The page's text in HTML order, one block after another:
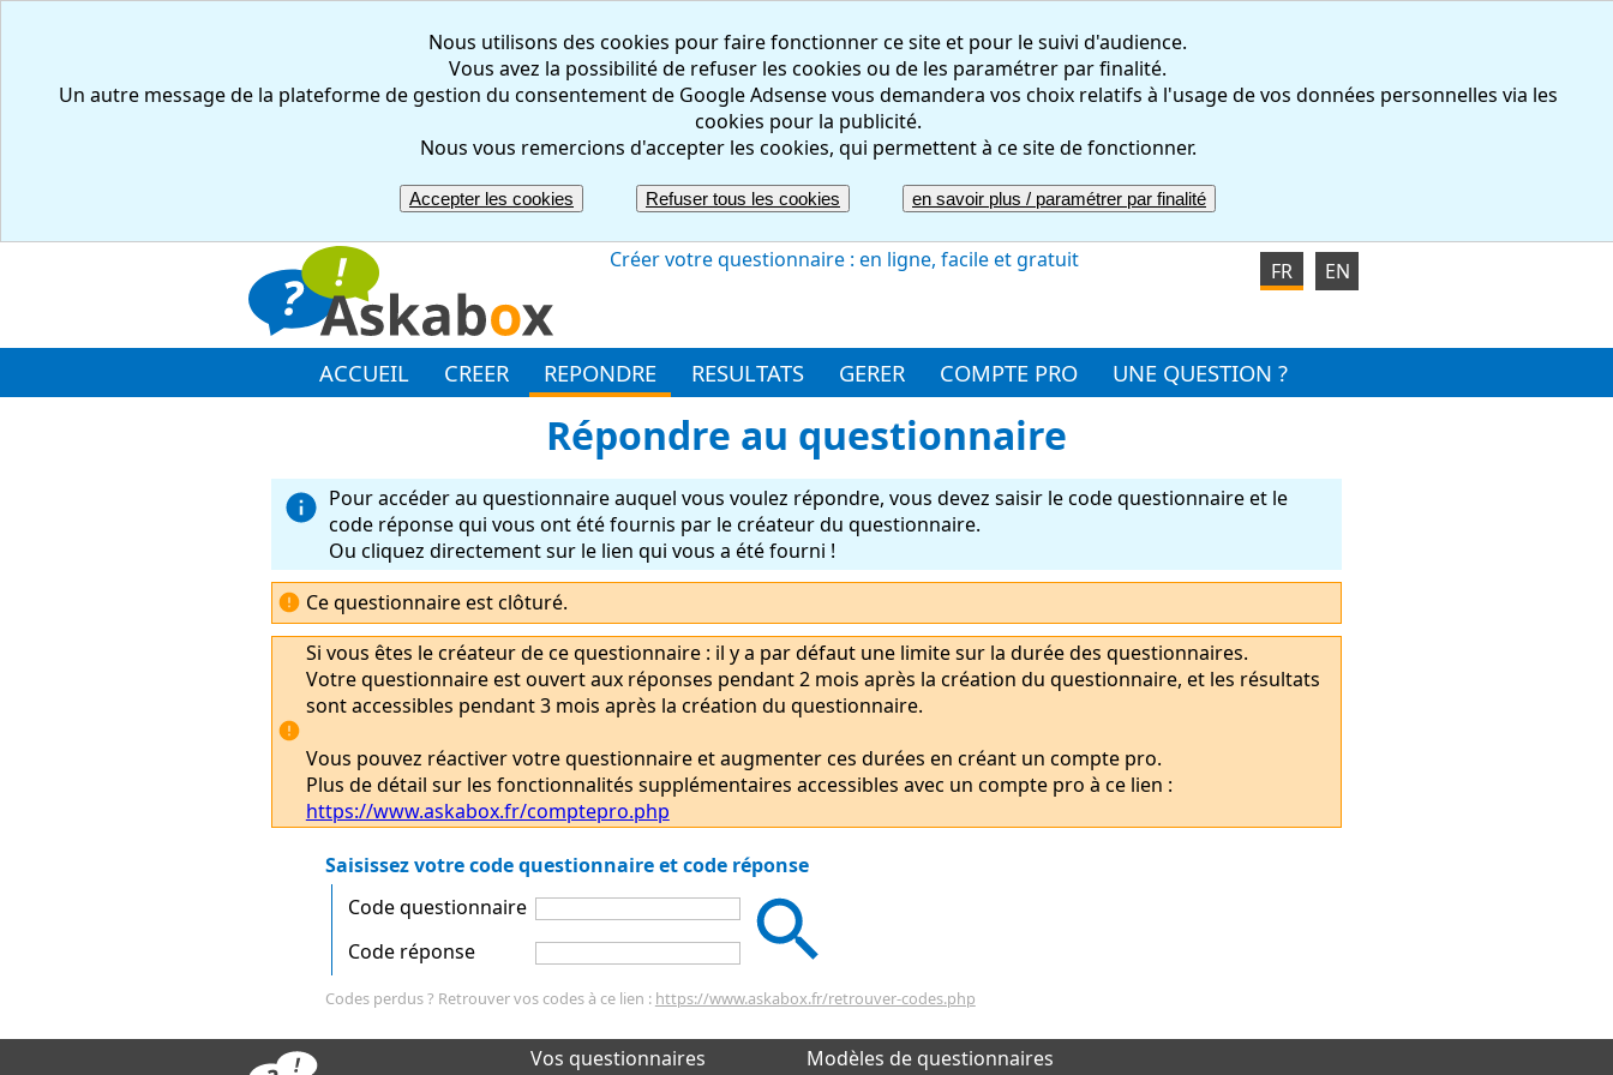
Nous utilisons des cookies pour faire fonctionner ce site et pour le suivi d'audience.
Vous avez la possibilité de refuser les cookies ou de les paramétrer par finalité.
Un autre message de la plateforme de gestion du consentement de Google Adsense vous demandera vos choix relatifs à l'usage de vos données personnelles via les
cookies pour la publicité.
Nous vous remercions d'accepter les cookies, qui permettent à ce site de fonctionner.
Accepter les cookies Refuser tous les cookies en savoir plus / paramétrer par finalité
FR EN
Créer votre questionnaire : en ligne, facile et gratuit
ACCUEIL CREER REPONDRE RESULTATS GERER COMPTE PRO UNE QUESTION ?
Répondre au questionnaire
Pour accéder au questionnaire auquel vous voulez répondre, vous devez saisir le code questionnaire et le
code réponse qui vous ont été fournis par le créateur du questionnaire.
Ou cliquez directement sur le lien qui vous a été fourni !
Ce questionnaire est clôturé.
Si vous êtes le créateur de ce questionnaire : il y a par défaut une limite sur la durée des questionnaires.
Votre questionnaire est ouvert aux réponses pendant 2 mois après la création du questionnaire, et les résultats
sont accessibles pendant 3 mois après la création du questionnaire.
Vous pouvez réactiver votre questionnaire et augmenter ces durées en créant un compte pro.
Plus de détail sur les fonctionnalités supplémentaires accessibles avec un compte pro à ce lien :
https://www.askabox.fr/comptepro.php
Saisissez votre code questionnaire et code réponse
Code questionnaire
Code réponse
Codes perdus ? Retrouver vos codes à ce lien : https://www.askabox.fr/retrouver-codes.php
Vos questionnaires
Modèles de questionnaires